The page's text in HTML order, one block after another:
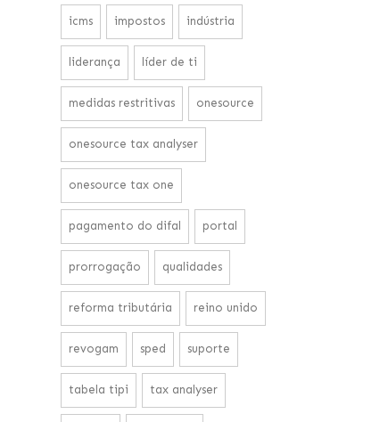
icms impostos indústria
liderança líder de ti
medidas restritivas onesource
onesource tax analyser
onesource tax one
pagamento do difal portal
prorrogação qualidades
reforma tributária reino unido
revogam sped suporte
tabela tipi tax analyser